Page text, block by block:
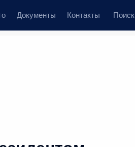
Документы Контакты Поиск